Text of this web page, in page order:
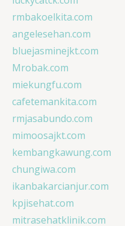
rmbakoelkita.com
angelesehan.com
bluejasminejkt.com
Mrobak.com
miekungfu.com
cafetemankita.com
rmjasabundo.com
mimoosajkt.com
kembangkawung.com
chungiwa.com
ikanbakarcianjur.com
kpjisehat.com
mitrasehatklinik.com